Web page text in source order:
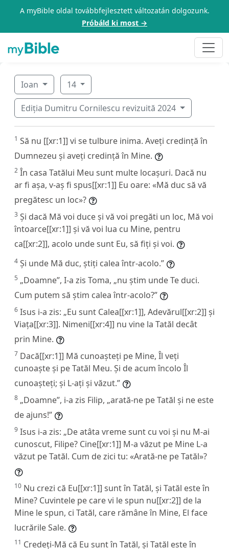
A myBible oldal továbbfejlesztett változatán dolgozunk.
Próbáld ki most →
Ioan 14
Ediția Dumitru Cornilescu revizuită 2024
1 Să nu [[xr:1]] vi se tulbure inima. Aveți credință în
Dumnezeu și aveți credință în Mine.
2 În casa Tatălui Meu sunt multe locașuri. Dacă nu
ar fi așa, v-aș fi spus[[xr:1]] Eu oare: «Mă duc să vă
pregătesc un loc»?
3 Și dacă Mă voi duce și vă voi pregăti un loc, Mă voi
întoarce[[xr:1]] și vă voi lua cu Mine, pentru
ca[[xr:2]], acolo unde sunt Eu, să fiți și voi.
4 Și unde Mă duc, știți calea într-acolo.”
5 „Doamne”, I-a zis Toma, „nu știm unde Te duci.
Cum putem să știm calea într-acolo?”
6 Isus i-a zis: „Eu sunt Calea[[xr:1]], Adevărul[[xr:2]] și
Viața[[xr:3]]. Nimeni[[xr:4]] nu vine la Tatăl decât
prin Mine.
7 Dacă[[xr:1]] Mă cunoașteți pe Mine, Îl veți
cunoaște și pe Tatăl Meu. Și de acum încolo Îl
cunoașteți; și L-ați și văzut.”
8 „Doamne”, i-a zis Filip, „arată-ne pe Tatăl și ne este
de ajuns!”
9 Isus i-a zis: „De atâta vreme sunt cu voi și nu M-ai
cunoscut, Filipe? Cine[[xr:1]] M-a văzut pe Mine L-a
văzut pe Tatăl. Cum de zici tu: «Arată-ne pe Tatăl»?
10 Nu crezi că Eu[[xr:1]] sunt în Tatăl, și Tatăl este în
Mine? Cuvintele pe care vi le spun nu[[xr:2]] de la
Mine le spun, ci Tatăl, care rămâne în Mine, El face
lucrările Sale.
11 Credeți-Mă că Eu sunt în Tatăl, și Tatăl este în